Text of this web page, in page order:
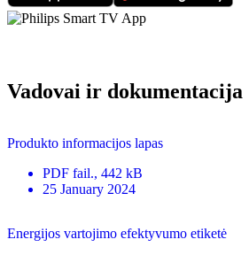
Vadovai ir dokumentacija
Produkto informacijos lapas
PDF fail., 442 kB
25 January 2024
Energijos vartojimo efektyvumo etiketė